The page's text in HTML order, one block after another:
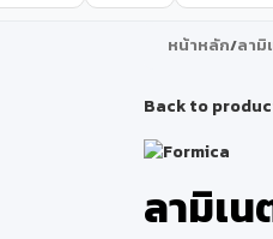
หน้าหลัก/ลามิ
Back to
ลามิเน